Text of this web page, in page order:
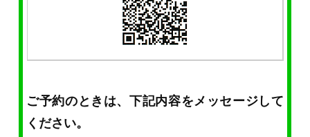
ご予約のときは、下記内容をメッセージして
ください。